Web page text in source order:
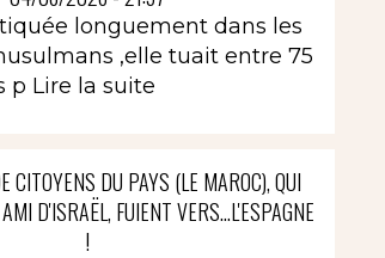
longuement dans les
,elle tuait entre 75
p Lire la suite
CITOYENS DU PAYS (LE MAROC), QUI
D'ISRAËL, FUIENT VERS...L'ESPAGNE
!